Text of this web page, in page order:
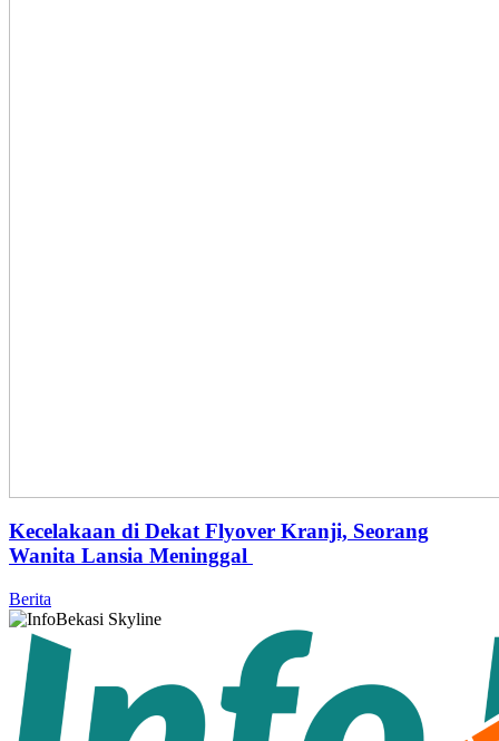
Kecelakaan di Dekat Flyover Kranji, Seorang
Wanita Lansia Meninggal
Berita